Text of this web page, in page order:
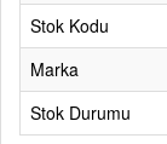
Stok Kodu
Marka
Stok Durumu